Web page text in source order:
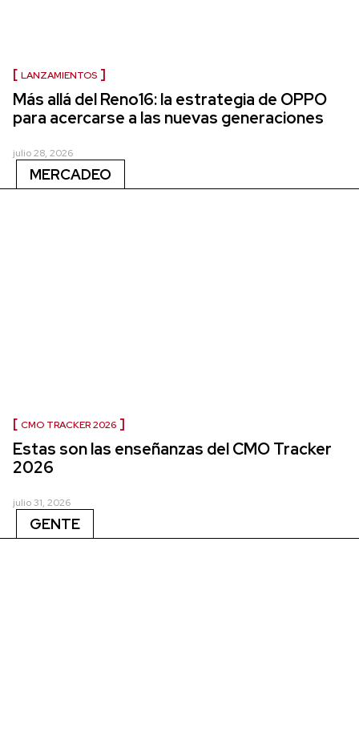
LANZAMIENTOS
Más allá del Reno16: la estrategia de OPPO
para acercarse a las nuevas generaciones
julio 28, 2026
MERCADEO
CMO TRACKER 2026
Estas son las enseñanzas del CMO Tracker
2026
julio 31, 2026
GENTE